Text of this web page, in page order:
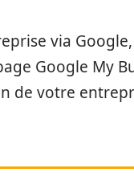
via
Google My
de votre